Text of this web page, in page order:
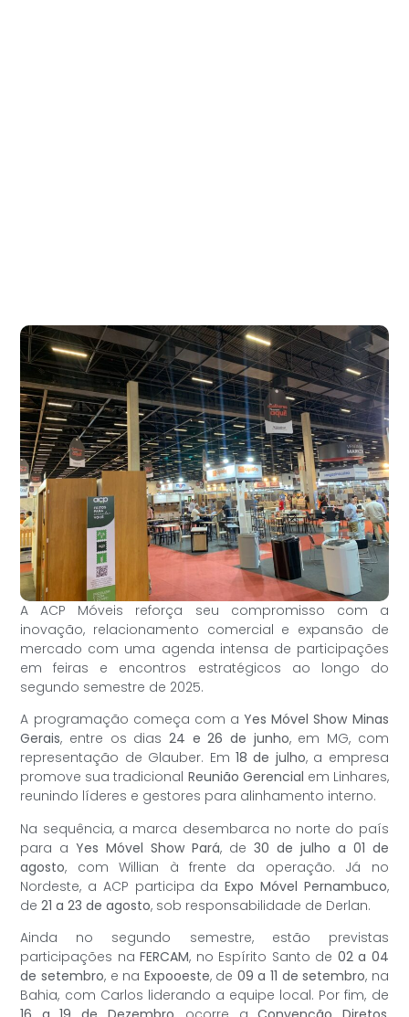
A ACP Móveis reforça seu compromisso com a
inovação, relacionamento comercial e expansão de
mercado com uma agenda intensa de participações
em feiras e encontros estratégicos ao longo do
segundo semestre de 2025.
A programação começa com aYes Móvel Show Minas
Gerais, entre os dias24 e 26 de junho, em MG, com
representação de Glauber. Em 18 de julho, a empresa
promove sua tradicional Reunião Gerencial em Linhares,
reunindo líderes e gestores para alinhamento interno.
Na sequência, a marca desembarca no norte do país
para aYes Móvel Show Pará, de 30 de julho a 01 de
agosto, com Willian à frente da operação. Já no
Nordeste, a ACP participa daExpo Móvel Pernambuco,
de21 a 23 de agosto, sob responsabilidade de Derlan.
Ainda no segundo semestre, estão previstas
participações naFERCAM, no Espírito Santo de 02 a 04
de setembro, e na Expooeste, de 09 a 11 de setembro, na
Bahia, com Carlos liderando a equipe local. Por fim, de